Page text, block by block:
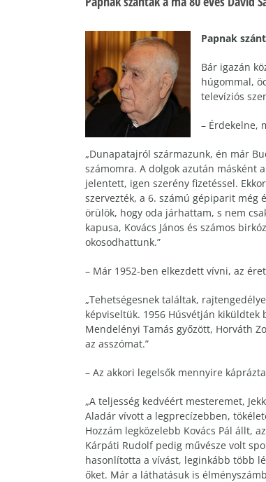
Papnak
Bár igazán
húgommal,
televíziós
– Érdekelne,
„Dunapatajról származunk, én már
számomra. A dolgok azután másként
jelentett, igen szerény fizetéssel.
szervezték, a 6. számú gépiparit
örülök, hogy oda járhattam, s nem
kapusa, Kovács János és számos
okosodhattunk.”
– Már 1952-ben elkezdett vívni, az
„Tehetségesnek találtak,
képviseltük. 1956 Húsvétján
Mendelényi Tamás győzött, Horváth
az asszómat.”
– Az akkori legelsők mennyire
„A teljesség kedvéért mesteremet,
Aladár vívott a legprecízebben,
Hozzám legközelebb Kovács Pál állt,
Kárpáti Rudolf pedig művésze volt
hasonlította a vívást, leginkább több
őket. Már a láthatásuk is